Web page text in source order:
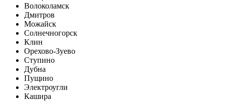
Волоколамск
Дмитров
Можайск
Солнечногорск
Клин
Орехово-Зуево
Ступино
Дубна
Пущино
Электроугли
Кашира